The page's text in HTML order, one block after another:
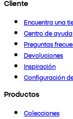
Cliente
Encuentra una
Centro de ayuda
Preguntas
Devoluciones
Inspiración
Configuración
Productos
Colecciones